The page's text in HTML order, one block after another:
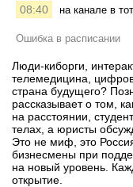
08:40 на канале в
Ошибка в расписании
Люди-киборги,
телемедицина,
страна будущего?
рассказывает о том,
на расстоянии,
телах, а юристы
Это не миф, это
бизнесмены при
на новый уровень.
открытие.